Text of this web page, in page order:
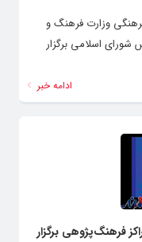
وزارت فرهنگ و
تا ۲۳ آذرماه ۱۴۰۱ در مجلس شورای اسلامی برگزار
ادامه خبر
فرهنگ‌پژوهی برگزار